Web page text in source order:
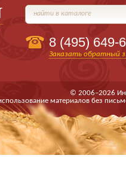
найти в каталоге
8 (495) 649-
Заказать обратный
© 2006–2026
материалов без